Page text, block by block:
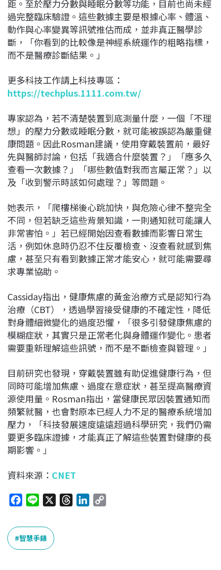
距。至於壓力分數與睡眠分數等功能，目前也尚未經
過完整臨床驗證。這些數據主要是根據心率、體溫、
動作與心率變異等訊號推估而成，並非真正醫學診
斷，「你看到的比較像是神經系統運作的粗略指標，
而不是醫療診斷結果。」
更多科技工作請上科技專區：
https://techplus.1111.com.tw/
專家認為，若不清楚裝置到底測量什麼，一個「不理
想」的壓力分數或睡眠分數，就可能被誤認為嚴重健
康問題。因此Rosman建議，使用穿戴裝置前，最好
先與醫師討論，包括「我適合什麼裝置？」「應多久
查看一次數據？」「哪些數值對我而言屬正常？」以
及「收到警示時該如何處理？」等問題。
她表示，「爬樓梯後心跳加快，與危險心律不整完全
不同，但若缺乏這些背景知識，一則通知就可能讓人
非常害怕。」若已經開始因查看數據而影響日常生
活，例如休息時仍忍不住反覆檢查、沒查看就感到焦
慮，甚至只有看到數據正常才能安心，就可能需要尋
求專業協助。
Cassiday指出，健康焦慮的黃金治療方式是認知行為
治療（CBT），透過學習接受健康的不確定性，降低
對身體細微變化的過度恐懼，「很多引發健康焦慮的
模糊症狀，其實只是正常老化與身體運作變化。患者
需要重新理解這些訊號，而不是不斷檢查與管理。」
目前研究也發現，穿戴裝置雖有助促進健康行為，但
同時可能增加焦慮、過度在意症狀，甚至提高醫療資
源使用量。Rosman指出，當健康民眾因裝置通知而
頻繁就醫，也會對原本已經人力不足的醫療系統增加
壓力，「科技發展速度遠遠超過科學研究，我們仍需
要更多臨床證據，才能真正了解這些裝置對健康的長
期影響。」
資料來源： CNET
c
e
b
n
e
智慧手錶